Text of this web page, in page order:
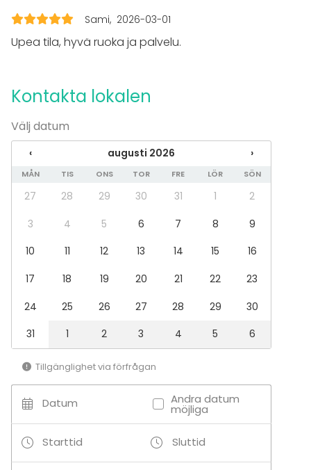
Evenemang
Fest
Middag / Lunch
Möte
Mässa / Utställning
Föreställning / show
Stuga / boende
Upplevelse / aktivitet
Bankettsal
Anpassningsbar lokal
Kafé
Aktiviteter
Kock- / drinkskola
Sami 2026-03-01
Upea tila, hyvä ruoka ja palvelu.
Kontakta lokalen
Välj datum
‹ augusti 2026 ›
MÅN TIS ONS TOR FRE LÖR SÖN
27 28 29 30 31 1
2
3
4 5 6 7 8
9
10
11 12 13 14 15
16
17
18 19 20 21 22
23
24
25 26 27 28 29
30
31
1 2 3 4 5 6
Tillgänglighet via förfrågan
Datum Andra datum
möjliga
Starttid Sluttid